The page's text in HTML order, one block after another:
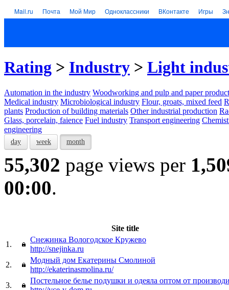
Mail.ru Почта Мой Мир Одноклассники ВКонтакте Игры
Rating > Industry > Light
Automation in the industry Woodworking and pulp and paper
Medical industry Microbiological industry Flour, groats, mixed feed
plants Production of building materials Other industrial production
Glass, porcelain, faience Fuel industry Transport engineering
engineering
day week month
55,302 page views per
00:00.
Site title
1.
Снежинка Вологодское Кружево
http://snejinka.ru
2.
Модный дом Екатерины Смолиной
http://ekaterinasmolina.ru/
3.
Постельное белье подушки и одеяла оптом от